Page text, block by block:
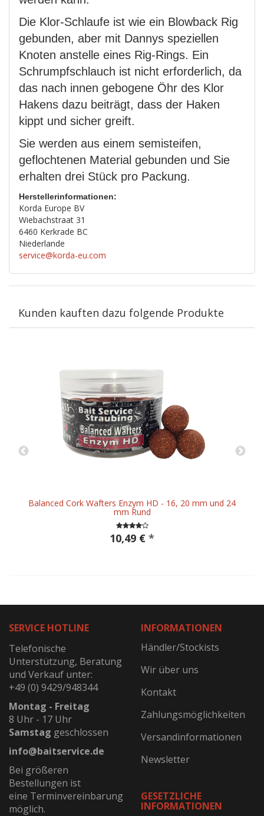
Die Klor-Schlaufe ist wie ein Blowback Rig
gebunden, aber mit Dannys speziellen
Knoten anstelle eines Rig-Rings. Ein
Schrumpfschlauch ist nicht erforderlich, da
das nach innen gebogene Öhr des Klor
Hakens dazu beiträgt, dass der Haken
kippt und sicher greift.
Sie werden aus einem semisteifen,
geflochtenen Material gebunden und Sie
erhalten drei Stück pro Packung.
Herstellerinformationen:
Korda Europe BV
Wiebachstraat 31
6460 Kerkrade BC
Niederlande
service@korda-eu.com
Kunden kauften dazu folgende Produkte
Balanced Cork Wafters Enzym HD - 16, 20 mm und 24
mm Rund
10,49 € *
SERVICE HOTLINE
Telefonische
Unterstützung, Beratung
und Verkauf unter:
+49 (0) 9429/948344
Montag - Freitag
8 Uhr - 17 Uhr
Samstag geschlossen
info@baitservice.de
Bei größeren
Bestellungen ist
eine Terminvereinbarung
möglich.
INFORMATIONEN
Händler/Stockists
Wir über uns
Kontakt
Zahlungsmöglichkeiten
Versandinformationen
Newsletter
GESETZLICHE
INFORMATIONEN